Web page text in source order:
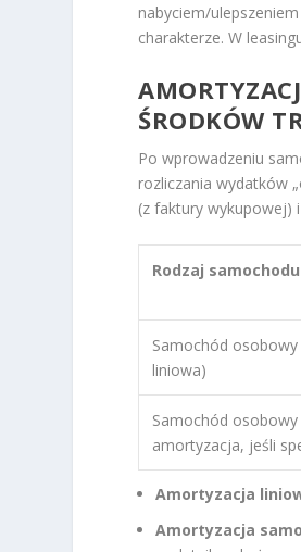
nabyciem/
charakterze. W
ŚRODKÓW
Po wprowadzeniu
rozliczania wydatków
(z faktury wykupowej)
Rodzaj
Samochód
liniowa)
Samochód
amortyzacja, jeśli
Amortyzacja
Amortyzacja